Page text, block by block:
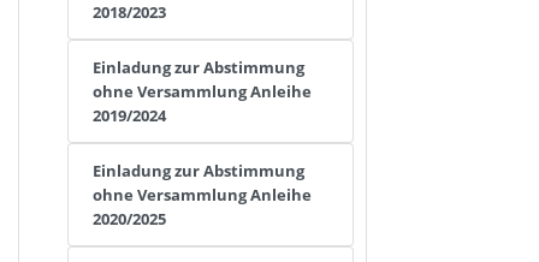
2018/2023
Einladung zur Abstimmung
ohne Versammlung Anleihe
2019/2024
Einladung zur Abstimmung
ohne Versammlung Anleihe
2020/2025